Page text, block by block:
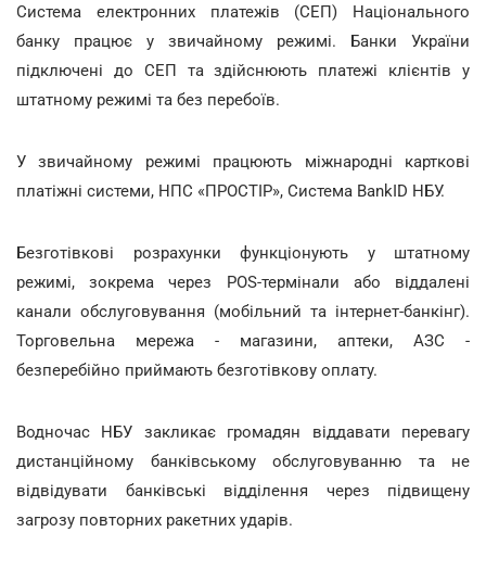
Система електронних платежів (СЕП) Національного
банку працює у звичайному режимі. Банки України
підключені до СЕП та здійснюють платежі клієнтів у
штатному режимі та без перебоїв.
У звичайному режимі працюють міжнародні карткові
платіжні системи, НПС «ПРОСТІР», Система ВаnkID НБУ.
Безготівкові розрахунки функціонують у штатному
режимі, зокрема через POS-термінали або віддалені
канали обслуговування (мобільний та інтернет-банкінг).
Торговельна мережа - магазини, аптеки, АЗС -
безперебійно приймають безготівкову оплату.
Водночас НБУ закликає громадян віддавати перевагу
дистанційному банківському обслуговуванню та не
відвідувати банківські відділення через підвищену
загрозу повторних ракетних ударів.